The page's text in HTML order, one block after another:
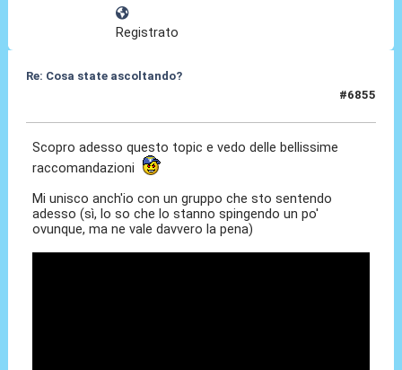
Registrato
Re: Cosa state ascoltando?
#6855
Scopro adesso questo topic e vedo delle bellissime
raccomandazioni
Mi unisco anch'io con un gruppo che sto sentendo
adesso (sì, lo so che lo stanno spingendo un po'
ovunque, ma ne vale davvero la pena)